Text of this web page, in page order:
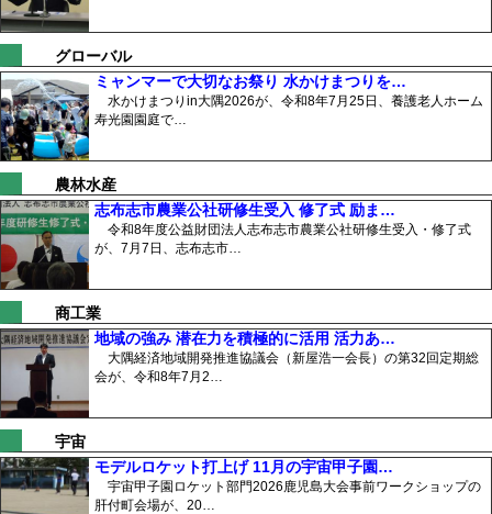
グローバル
ミャンマーで大切なお祭り 水かけまつりを…
水かけまつりin大隅2026が、令和8年7月25日、養護老人ホーム
寿光園園庭で…
農林水産
志布志市農業公社研修生受入 修了式 励ま…
令和8年度公益財団法人志布志市農業公社研修生受入・修了式
が、7月7日、志布志市…
商工業
地域の強み 潜在力を積極的に活用 活力あ…
大隅経済地域開発推進協議会（新屋浩一会長）の第32回定期総
会が、令和8年7月2…
宇宙
モデルロケット打上げ 11月の宇宙甲子園…
宇宙甲子園ロケット部門2026鹿児島大会事前ワークショップの
肝付町会場が、20…